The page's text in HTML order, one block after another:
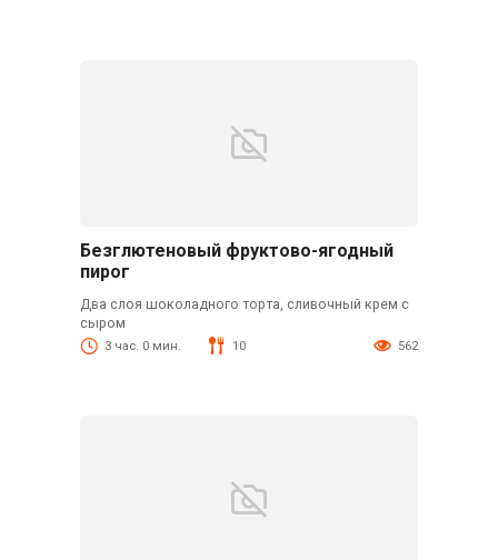
Безглютеновый фруктово-ягодный
пирог
Два слоя шоколадного торта, сливочный крем с
сыром
3 час. 0 мин. 10 562